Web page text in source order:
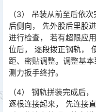
（3） 吊装从前至后依
后侧向， 先外股后里股
进行检查， 若有超限应
位后， 逐段拨正钢轨，
距、密贴调整。调整基
测力扳手终拧。󠅅󠅃󠄵󠅂󠄪󠇖󠆨󠆨󠇕󠆞󠆒󠅬󠇘󠆭󠆘󠇙󠆝󠅵󠇗󠆭󠆁󠄐󠇗󠅹󠅸󠇖󠆍󠅳󠇖󠅹󠅰󠇖󠆌󠅹
（4） 钢轨拼装完成后
逐根连接起来， 先连接